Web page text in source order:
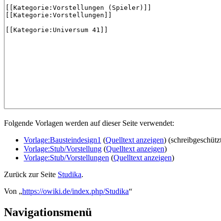
Folgende Vorlagen werden auf dieser Seite verwendet:
Vorlage:Bausteindesign1 (Quelltext anzeigen)
Vorlage:Stub/Vorstellung (Quelltext anzeigen)
Vorlage:Stub/Vorstellungen (Quelltext anzeigen)
Zurück zur Seite Studika.
Von „https://owiki.de/index.php/Studika“
Navigationsmenü